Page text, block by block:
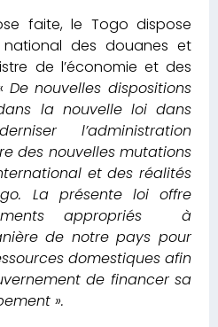
faite, le Togo dispose
des douanes et
de l’économie et des
De nouvelles dispositions
la nouvelle loi dans
l’administration
des nouvelles mutations
et des réalités
La présente loi offre
appropriés à
de notre pays pour
domestiques afin
de financer sa
».